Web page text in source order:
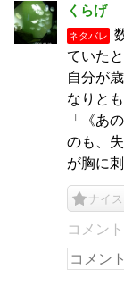
くらげ
ネタバレ
ていた
自分が
なりと
「《あ
のも、
が胸に
ナイス
コメン